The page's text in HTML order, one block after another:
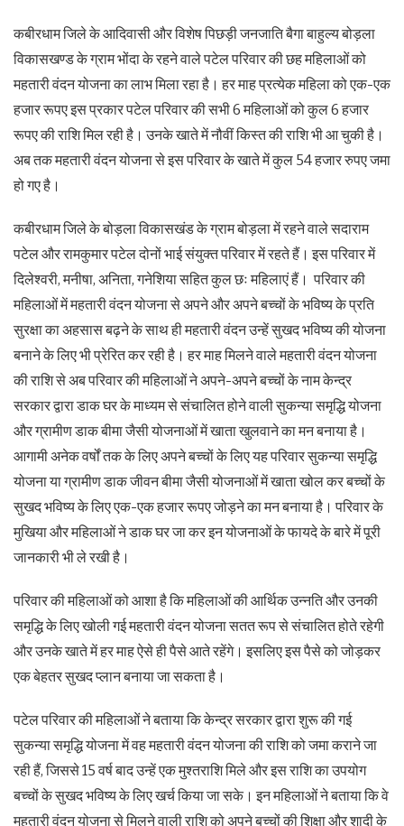
कबीरधाम जिले के आदिवासी और विशेष पिछड़ी जनजाति बैगा बाहुल्य बोड़ला
विकासखण्ड के ग्राम भोंदा के रहने वाले पटेल परिवार की छह महिलाओं को
महतारी वंदन योजना का लाभ मिला रहा है। हर माह प्रत्येक महिला को एक-एक
हजार रूपए इस प्रकार पटेल परिवार की सभी 6 महिलाओं को कुल 6 हजार
रूपए की राशि मिल रही है। उनके खाते में नौवीं किस्त की राशि भी आ चुकी है।
अब तक महतारी वंदन योजना से इस परिवार के खाते में कुल 54 हजार रुपए जमा
हो गए है।
कबीरधाम जिले के बोड़ला विकासखंड के ग्राम बोड़ला में रहने वाले सदाराम
पटेल और रामकुमार पटेल दोनों भाई संयुक्त परिवार में रहते हैं। इस परिवार में
दिलेश्वरी, मनीषा, अनिता, गनेशिया सहित कुल छः महिलाएं हैं। परिवार की
महिलाओं में महतारी वंदन योजना से अपने और अपने बच्चों के भविष्य के प्रति
सुरक्षा का अहसास बढ़ने के साथ ही महतारी वंदन उन्हें सुखद भविष्य की योजना
बनाने के लिए भी प्रेरित कर रही है। हर माह मिलने वाले महतारी वंदन योजना
की राशि से अब परिवार की महिलाओं ने अपने-अपने बच्चों के नाम केन्द्र
सरकार द्वारा डाक घर के माध्यम से संचालित होने वाली सुकन्या समृद्धि योजना
और ग्रामीण डाक बीमा जैसी योजनाओं में खाता खुलवाने का मन बनाया है।
आगामी अनेक वर्षों तक के लिए अपने बच्चों के लिए यह परिवार सुकन्या समृद्धि
योजना या ग्रामीण डाक जीवन बीमा जैसी योजनाओं में खाता खोल कर बच्चों के
सुखद भविष्य के लिए एक-एक हजार रूपए जोड़ने का मन बनाया है। परिवार के
मुखिया और महिलाओं ने डाक घर जा कर इन योजनाओं के फायदे के बारे में पूरी
जानकारी भी ले रखी है।
परिवार की महिलाओं को आशा है कि महिलाओं की आर्थिक उन्नति और उनकी
समृद्धि के लिए खोली गई महतारी वंदन योजना सतत रूप से संचालित होते रहेगी
और उनके खाते में हर माह ऐसे ही पैसे आते रहेंगे। इसलिए इस पैसे को जोड़कर
एक बेहतर सुखद प्लान बनाया जा सकता है।
पटेल परिवार की महिलाओं ने बताया कि केन्द्र सरकार द्वारा शुरू की गई
सुकन्या समृद्धि योजना में वह महतारी वंदन योजना की राशि को जमा कराने जा
रही हैं, जिससे 15 वर्ष बाद उन्हें एक मुश्तराशि मिले और इस राशि का उपयोग
बच्चों के सुखद भविष्य के लिए खर्च किया जा सके। इन महिलाओं ने बताया कि वे
महतारी वंदन योजना से मिलने वाली राशि को अपने बच्चों की शिक्षा और शादी के